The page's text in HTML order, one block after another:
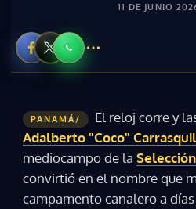
11 DE JUNIO
PANAMÁ/
El reloj corre y
Adalberto "Coco"
mediocampo de la
convirtió en el nombre que
campamento canalero a